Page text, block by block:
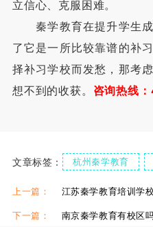
立信心、克服困难。
秦学教育在提升学生成
了它是一所比较靠谱的补
择补习学校而发愁，那考
想不到的收获。 咨询热线
文章标签： 杭州秦学教育
学生真实反馈 学生真实
上一篇： 江苏秦学教育培训学
下一篇： 南京秦学教育有校区